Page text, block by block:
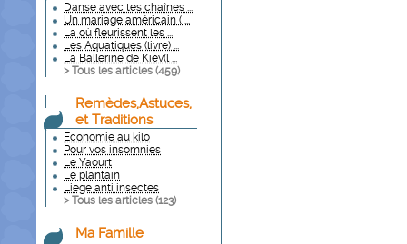
Danse avec tes chaînes ...
Un mariage américain ( ...
La où fleurissent les ...
Les Aquatiques (livre) ...
La Ballerine de Kiev(l ...
> Tous les articles (459)
Remèdes,Astuces,
et Traditions
Economie au kilo
Pour vos insomnies
Le Yaourt
Le plantain
Liege anti insectes
> Tous les articles (123)
Ma Famille